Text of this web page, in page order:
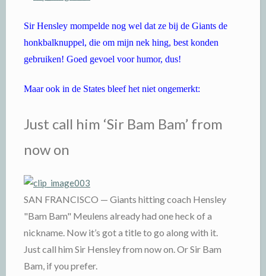
Sir Hensley mompelde nog wel dat ze bij de Giants de
honkbalknuppel, die om mijn nek hing, best konden
gebruiken! Goed gevoel voor humor, dus!
Maar ook in de States bleef het niet ongemerkt:
Just call him ‘Sir Bam Bam’ from
now on
SAN FRANCISCO — Giants hitting coach Hensley
"Bam Bam" Meulens already had one heck of a
nickname. Now it’s got a title to go along with it.
Just call him Sir Hensley from now on. Or Sir Bam
Bam, if you prefer.